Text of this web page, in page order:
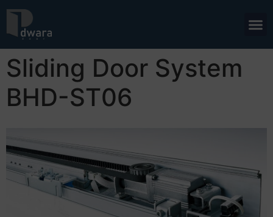
Sliding Door System
BHD-ST06